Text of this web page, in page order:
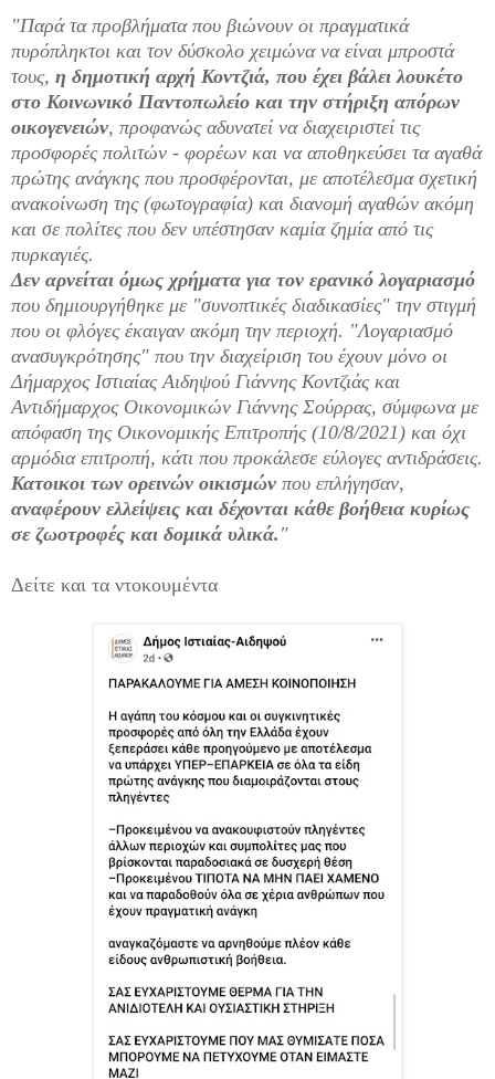
"Παρά τα προβλήματα που βιώνουν οι πραγματικά
πυρόπληκτοι και τον δύσκολο χειμώνα να είναι μπροστά
τους, η δημοτική αρχή Κοντζιά, που έχει βάλει λουκέτο
στο Κοινωνικό Παντοπωλείο και την στήριξη απόρων
οικογενειών, προφανώς αδυνατεί να διαχειριστεί τις
προσφορές πολιτών - φορέων και να αποθηκεύσει τα αγαθά
πρώτης ανάγκης που προσφέρονται, με αποτέλεσμα σχετική
ανακοίνωση της (φωτογραφία) και διανομή αγαθών ακόμη
και σε πολίτες που δεν υπέστησαν καμία ζημία από τις
πυρκαγιές.
Δεν αρνείται όμως χρήματα για τον ερανικό λογαριασμό
που δημιουργήθηκε με "συνοπτικές διαδικασίες" την στιγμή
που οι φλόγες έκαιγαν ακόμη την περιοχή. "Λογαριασμό
ανασυγκρότησης" που την διαχείριση του έχουν μόνο οι
Δήμαρχος Ιστιαίας Αιδηψού Γιάννης Κοντζιάς και
Αντιδήμαρχος Οικονομικών Γιάννης Σούρρας, σύμφωνα με
απόφαση της Οικονομικής Επιτροπής (10/8/2021) και όχι
αρμόδια επιτροπή, κάτι που προκάλεσε εύλογες αντιδράσεις.
Κατοικοι των ορεινών οικισμών που επλήγησαν,
αναφέρουν ελλείψεις και δέχονται κάθε βοήθεια κυρίως
σε ζωοτροφές και δομικά υλικά. "
Δείτε και τα ντοκουμέντα